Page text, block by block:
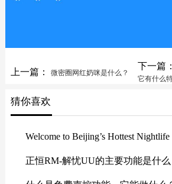
上一篇： 微密圈网红奶咪是什么？
下一篇
它有什么
猜你喜欢
Welcome to Beijing’s Hottest
正恒RM-解忧UU的主要功能是什么